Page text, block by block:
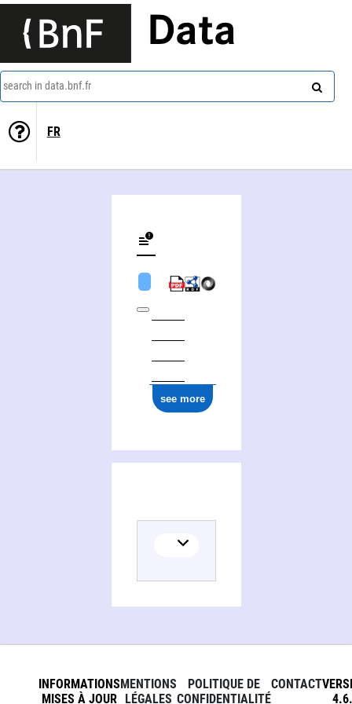
Data
search in data.bnf.fr
FR
see more
INFORMATIONS
MISES À JOUR
MENTIONS
LÉGALES
POLITIQUE DE
CONFIDENTIALITÉ
CONTACT